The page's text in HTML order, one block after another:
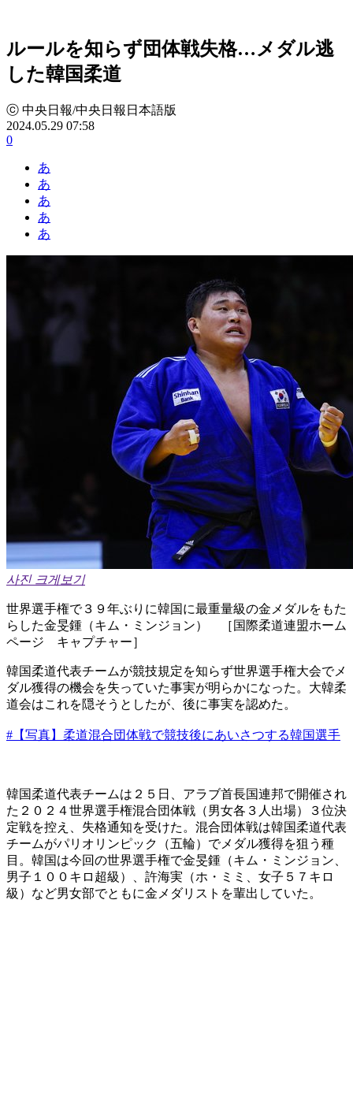
ルールを知らず団体戦失格…メダル逃
した韓国柔道
ⓒ 中央日報/中央日報日本語版
2024.05.29 07:58
0
あ
あ
あ
あ
あ
사진 크게보기
世界選手権で３９年ぶりに韓国に最重量級の金メダルをもた
らした金旻鍾（キム・ミンジョン） ［国際柔道連盟ホーム
ページ キャプチャー］
韓国柔道代表チームが競技規定を知らず世界選手権大会でメ
ダル獲得の機会を失っていた事実が明らかになった。大韓柔
道会はこれを隠そうとしたが、後に事実を認めた。
#【写真】柔道混合団体戦で競技後にあいさつする韓国選手
韓国柔道代表チームは２５日、アラブ首長国連邦で開催され
た２０２４世界選手権混合団体戦（男女各３人出場）３位決
定戦を控え、失格通知を受けた。混合団体戦は韓国柔道代表
チームがパリオリンピック（五輪）でメダル獲得を狙う種
目。韓国は今回の世界選手権で金旻鍾（キム・ミンジョン、
男子１００キロ超級）、許海実（ホ・ミミ、女子５７キロ
級）など男女部でともに金メダリストを輩出していた。